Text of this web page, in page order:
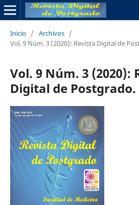
Inicio / Archivos /
Vol. 9 Núm. 3 (2020): Revista Digital de
Vol. 9 Núm. 3 (2020):
Digital de Postgrado.